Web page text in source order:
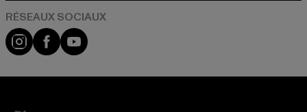
Visit our Instagram page:
Visit our Facebook page:
Visit our YouTube channel: